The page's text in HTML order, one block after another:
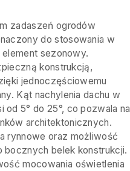
zadaszeń ogrodów
do stosowania w
sezonowy.
konstrukcją,
jednoczęściowemu
Kąt nachylenia dachu w
5° do 25°, co pozwala na
architektonicznych.
rynnowe oraz możliwość
bocznych belek konstrukcji.
mocowania oświetlenia